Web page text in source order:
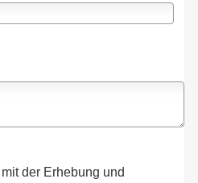
mit der Erhebung und